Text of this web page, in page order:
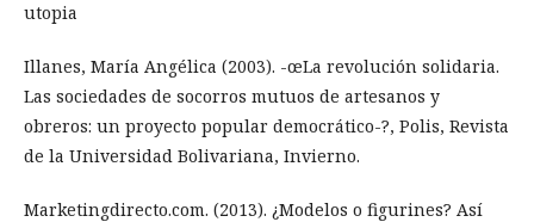
utopia
Illanes, María Angélica (2003). -œLa revolución solidaria.
Las sociedades de socorros mutuos de artesanos y
obreros: un proyecto popular democrático-?, Polis, Revista
de la Universidad Bolivariana, Invierno.
Marketingdirecto.com. (2013). ¿Modelos o figurines? Así